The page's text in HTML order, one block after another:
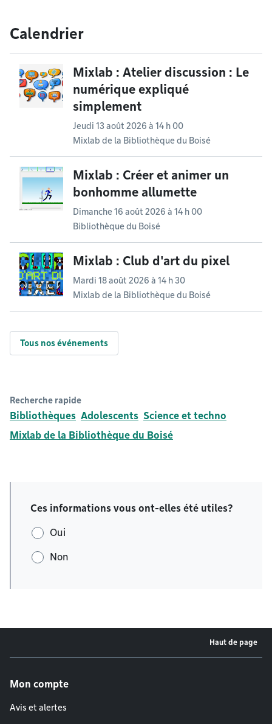
Calendrier
Mixlab : Atelier discussion : Le
numérique expliqué
simplement
Jeudi 13 août 2026 à 14 h 00
Mixlab de la Bibliothèque du Boisé
Mixlab : Créer et animer un
bonhomme allumette
Dimanche 16 août 2026 à 14 h 00
Bibliothèque du Boisé
Mixlab : Club d'art du pixel
Mardi 18 août 2026 à 14 h 30
Mixlab de la Bibliothèque du Boisé
Tous nos événements
Recherche rapide
Bibliothèques Adolescents Science et techno
Mixlab de la Bibliothèque du Boisé
Ces informations vous ont-elles été utiles?
Oui
Non
Haut de page
Mon compte
Avis et alertes